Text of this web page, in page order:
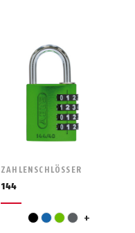
ZAHLENSCHLÖSSER
144
black
bluegreengrey
light green +